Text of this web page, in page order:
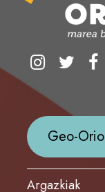
Geo-Orio
Argazkiak